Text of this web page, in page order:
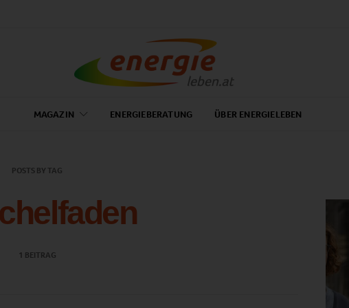
MAGAZIN ENERGIEBERATUNG ÜBER ENERGIELEBEN
POSTS BY TAG
1 BEITRAG